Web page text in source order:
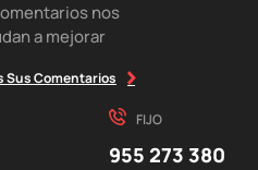
nos
a mejorar
Sus Comentarios
FIJO
955 273 380